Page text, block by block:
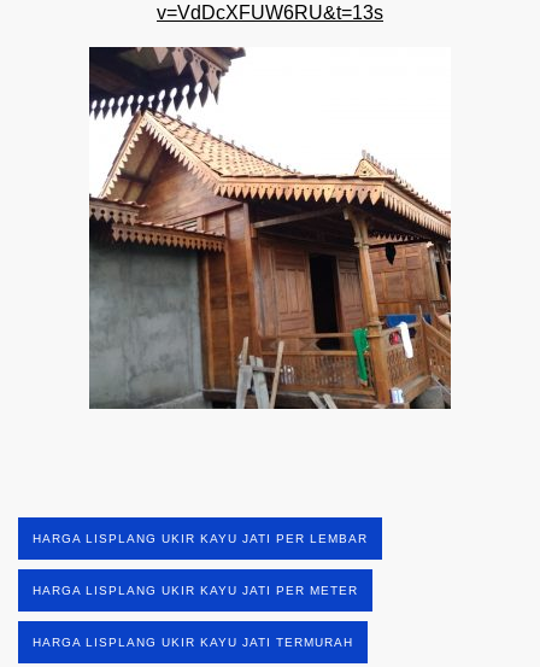
v=VdDcXFUW6RU&t=13s
HARGA LISPLANG UKIR KAYU JATI PER LEMBAR
HARGA LISPLANG UKIR KAYU JATI PER METER
HARGA LISPLANG UKIR KAYU JATI TERMURAH